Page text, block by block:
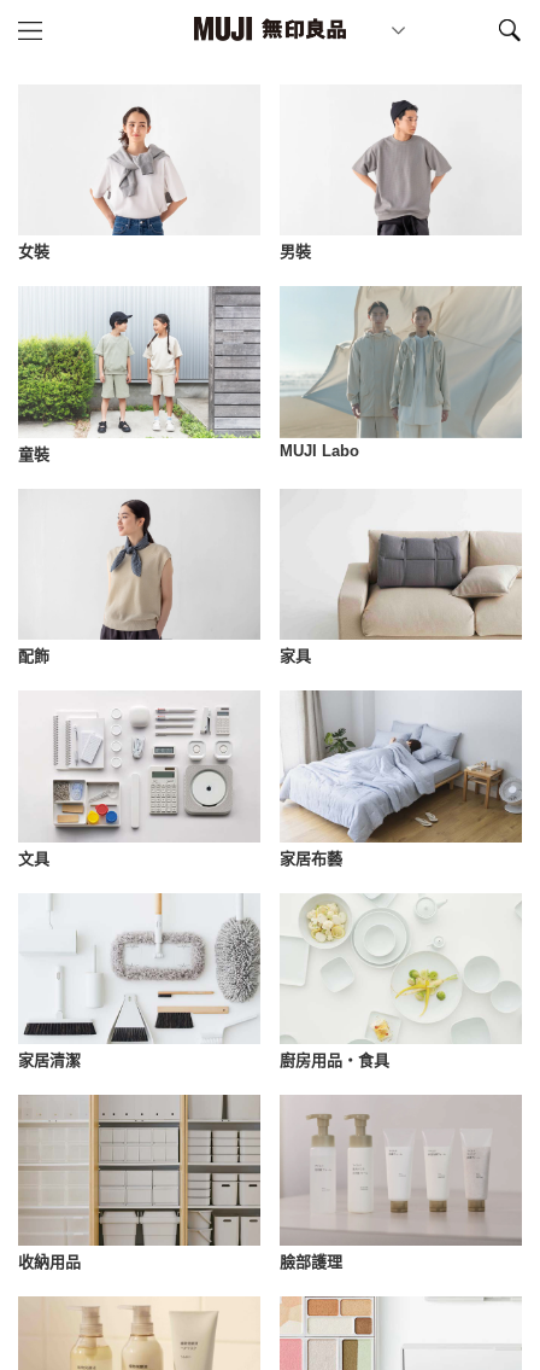
女裝 男裝
童裝 MUJI Labo
配飾 家具
文具 家居布藝
家居清潔 廚房用品・食具
收納用品 臉部護理